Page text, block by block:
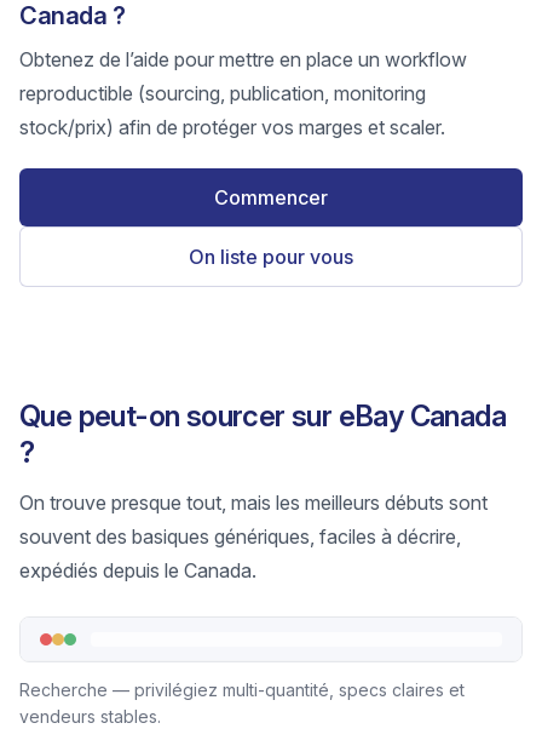
Canada ?
Obtenez de l’aide pour mettre en place un workflow
reproductible (sourcing, publication, monitoring
stock/prix) afin de protéger vos marges et scaler.
Commencer
On liste pour vous
Que peut-on sourcer sur eBay Canada
?
On trouve presque tout, mais les meilleurs débuts sont
souvent des basiques génériques, faciles à décrire,
expédiés depuis le Canada.
Recherche — privilégiez multi-quantité, specs claires et
vendeurs stables.